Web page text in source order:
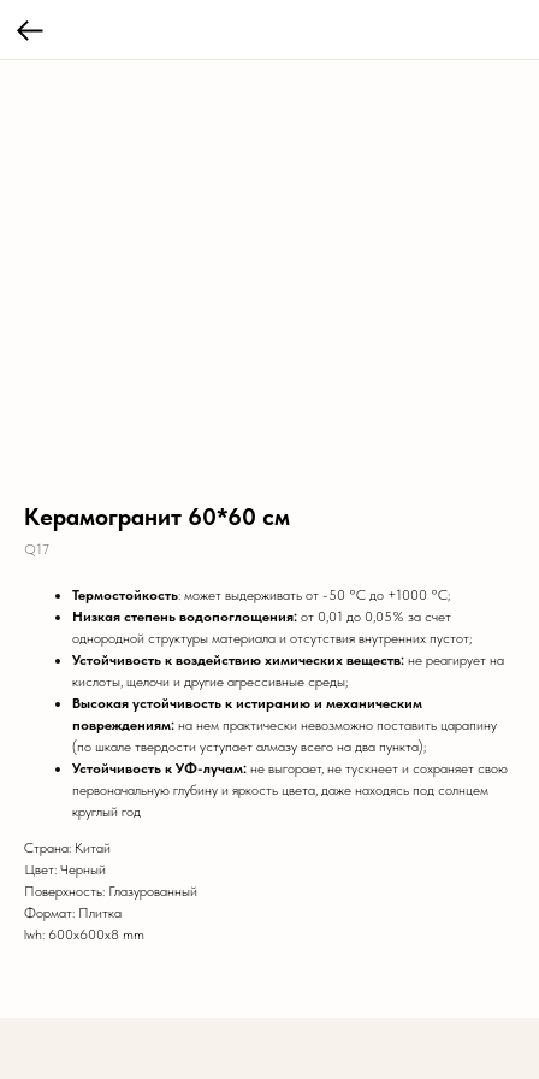
Керамогранит 60*60 см
Q17
Термостойкость: может выдерживать от -50 °C до +1000 °C;
Низкая степень водопоглощения: от 0,01 до 0,05% за счет
однородной структуры материала и отсутствия внутренних пустот;
Устойчивость к воздействию химических веществ: не реагирует на
кислоты, щелочи и другие агрессивные среды;
Высокая устойчивость к истиранию и механическим
повреждениям: на нем практически невозможно поставить царапину
(по шкале твердости уступает алмазу всего на два пункта);
Устойчивость к УФ-лучам: не выгорает, не тускнеет и сохраняет свою
первоначальную глубину и яркость цвета, даже находясь под солнцем
круглый год
Страна: Китай
Цвет: Черный
Поверхность: Глазурованный
Формат: Плитка
lwh: 600x600x8 mm